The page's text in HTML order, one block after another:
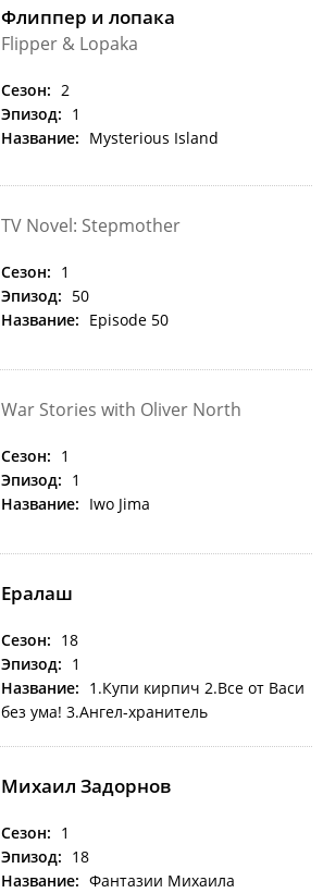
Флиппер и лопака
Flipper & Lopaka
Сезон: 2
Эпизод: 1
Название: Mysterious Island
TV Novel: Stepmother
Сезон: 1
Эпизод: 50
Название: Episode 50
War Stories with Oliver North
Сезон: 1
Эпизод: 1
Название: Iwo Jima
Ералаш
Сезон: 18
Эпизод: 1
Название: 1.Купи кирпич 2.Все от Васи
без ума! 3.Ангел-хранитель
Михаил Задорнов
Сезон: 1
Эпизод: 18
Название: Фантазии Михаила